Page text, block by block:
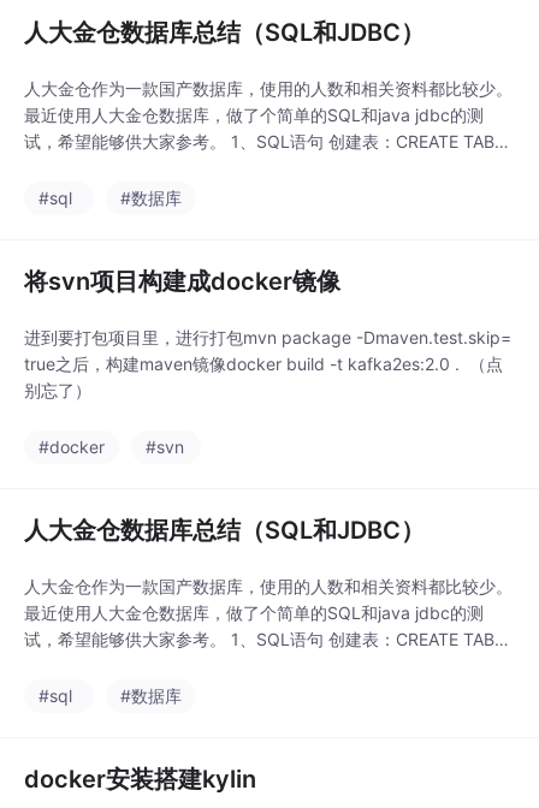
人大金仓数据库总结（SQL和JDBC）
人大金仓作为一款国产数据库，使用的人数和相关资料都比较少。
最近使用人大金仓数据库，做了个简单的SQL和java jdbc的测
试，希望能够供大家参考。 1、SQL语句 创建表：CREATE TABLE
NOT NULL ,"A
#sql #数据库
将svn项目构建成docker镜像
进到要打包项目里，进行打包mvn package -Dmaven.test.skip=
true之后，构建maven镜像docker build -t kafka2es:2.0 . （点
别忘了）
#docker #svn
人大金仓数据库总结（SQL和JDBC）
人大金仓作为一款国产数据库，使用的人数和相关资料都比较少。
最近使用人大金仓数据库，做了个简单的SQL和java jdbc的测
试，希望能够供大家参考。 1、SQL语句 创建表：CREATE TABLE
NOT NULL ,"A
#sql #数据库
docker安装搭建kylin